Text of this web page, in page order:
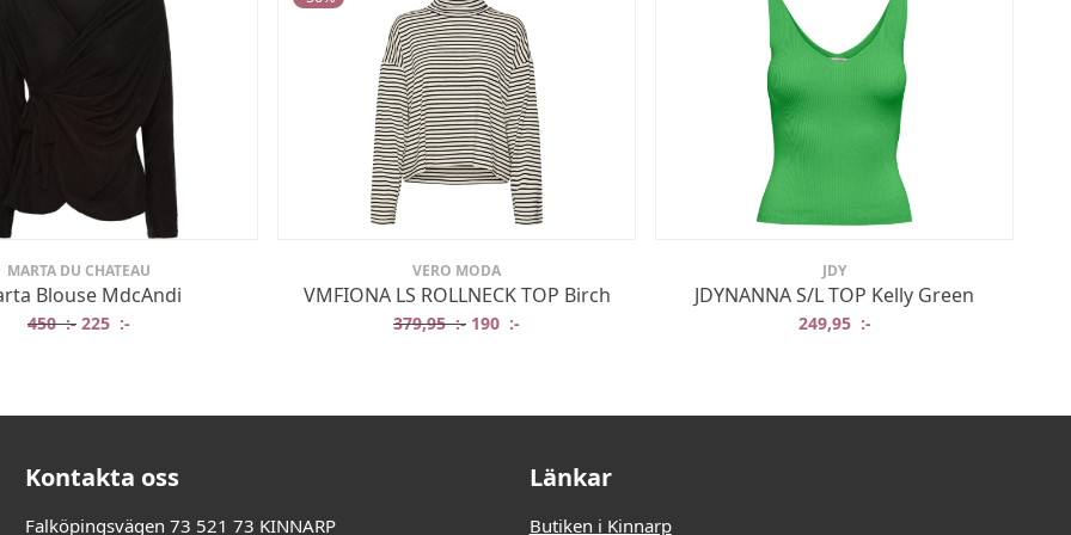
MARTA DU CHATEAU
Blouse MdcAndi
450:- Det ursprungliga priset var: 450 :-.
225 :-
VERO MODA
VMFIONA LS ROLLNECK TOP Birch
379,95:- Det ursprungliga priset var: 379,95 :-.
190 :-
JDY
JDYNANNA S/L TOP Kelly Green
249,95 :-
Kontakta oss
Falköpingsvägen 73 521 73 KINNARP
Länkar
Butiken i Kinnarp